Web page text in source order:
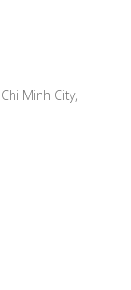
Minh City,